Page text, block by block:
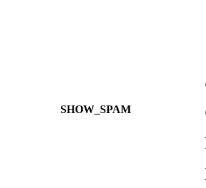
SHOW_SPAM